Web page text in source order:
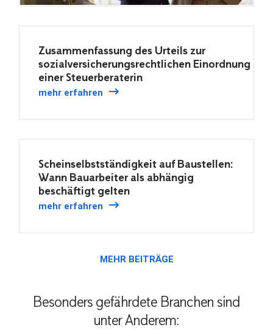
Zusammenfassung des Urteils zur
sozialversicherungsrechtlichen Einordnung
einer Steuerberaterin
mehr erfahren
Scheinselbstständigkeit auf Baustellen:
Wann Bauarbeiter als abhängig
beschäftigt gelten
mehr erfahren
MEHR BEITRÄGE
Besonders gefährdete Branchen sind
unter Anderem: